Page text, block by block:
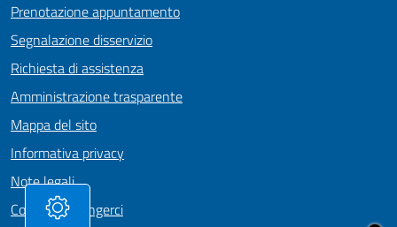
Prenotazione appuntamento
Segnalazione disservizio
Richiesta di assistenza
Amministrazione trasparente
Mappa del sito
Informativa privacy
Note legali
Come Raggiungerci